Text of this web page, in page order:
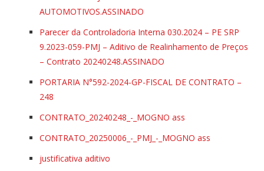
AUTOMOTIVOS.ASSINADO
Parecer da Controladoria Interna 030.2024 – PE SRP
9.2023-059-PMJ – Aditivo de Realinhamento de Preços
– Contrato 20240248.ASSINADO
PORTARIA N°592-2024-GP-FISCAL DE CONTRATO –
248
CONTRATO_20240248_-_MOGNO ass
CONTRATO_20250006_-_PMJ_-_MOGNO ass
justificativa aditivo